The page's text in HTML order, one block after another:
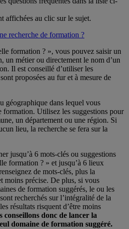
affichées au clic sur le sujet.
recherche de formation ?
formation ? », vous pouvez saisir un
un métier ou directement le nom d’un
Il est conseillé d’utiliser les
proposées au fur et à mesure de
géographique dans lequel vous
formation. Utilisez les suggestions pour
un département ou une région. Si
lieu, la recherche se fera sur la
jusqu’à 6 mots-clés ou suggestions
formation ? » et jusqu’à 6 lieux
de mots-clés, plus la
moins précise. De plus, si vous
de formation suggérés, le ou les
recherchés sur l’intégralité de la
résultats risquent d’être moins
conseillons donc de lancer la
domaine de formation suggéré.